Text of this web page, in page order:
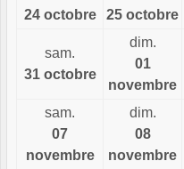
24 octobre
25 octobre
sam.
31 octobre
dim.
01
novembre
sam.
07
novembre
dim.
08
novembre